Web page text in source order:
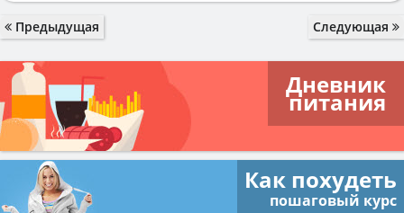
Предыдущая Следующая
Дневник
питания
Как похудеть
пошаговый курс